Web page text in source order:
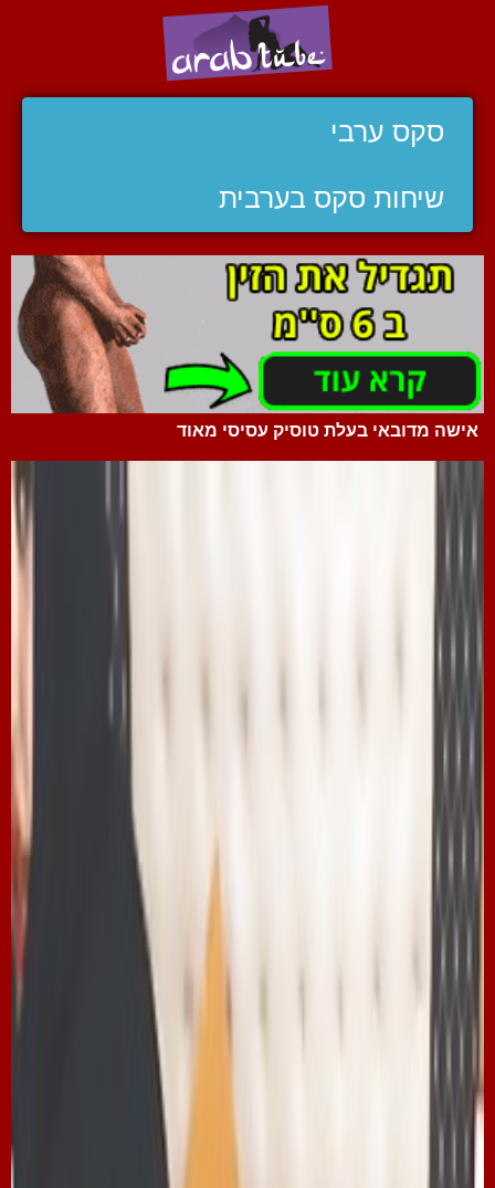
סקס ערבי
שיחות סקס בערבית
אישה מדובאי בעלת טוסיק עסיסי מאוד